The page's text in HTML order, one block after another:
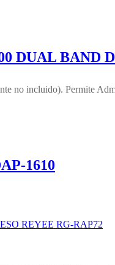
DUAL BAND
no incluido). Permite
1610